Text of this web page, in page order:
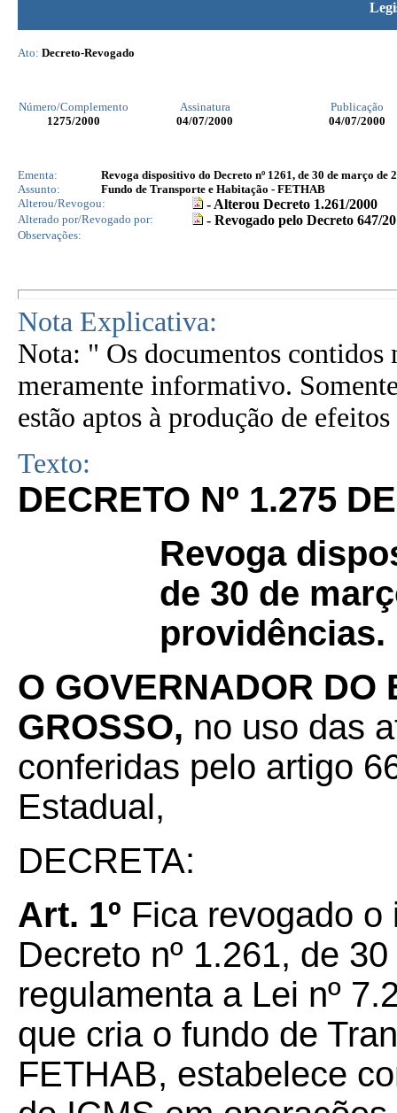
Ato: Decreto-Revogado
Número/Complemento Assinatura
Publicação
1275/2000 04/07/2000 04/07/2000
Ementa:
Revoga dispositivo do Decreto nº 1261, de 30 de março de
Assunto:
Fundo de Transporte e Habitação - FETHAB
Alterou/Revogou:
- Alterou Decreto 1.261/2000
Alterado por/Revogado por: - Revogado pelo Decreto 647/
Observações:
Nota Explicativa:
Nota: " Os documentos contidos
meramente informativo.
estão aptos à produção de
Texto:
DECRETO Nº 1.275
Revoga
de 30 de
providências.
O GOVERNADOR DO
GROSSO, no uso das
conferidas pelo artigo
Estadual,
DECRETA:
Art. 1º Fica revogado
Decreto nº 1.261, de
regulamenta a Lei nº
que cria o fundo de
FETHAB, estabelece